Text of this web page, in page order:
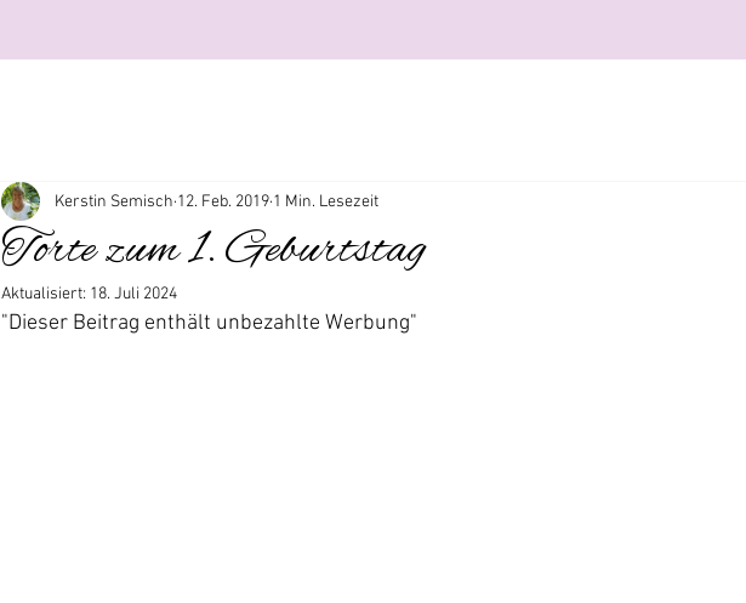
Torte zum 1. Geburtstag
Kerstin Semisch 12. Feb. 2019 1 Min. Lesezeit
Aktualisiert: 18. Juli 2024
"Dieser Beitrag enthält unbezahlte Werbung"